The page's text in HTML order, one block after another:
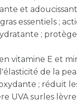
et
essentiels ;
;
vitamine E et
de la
; réduit
UVA surles